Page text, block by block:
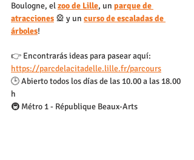
Boulogne, el zoo de Lille, un parque de
atracciones 🎡 y un curso de escaladas de
árboles!
👉 Encontrarás ideas para pasear aquí:
https://parcdelacitadelle.lille.fr/parcours
🕒 Abierto todos los días de las 10.00 a las 18.00
h
🚇 Métro 1 - République Beaux-Arts